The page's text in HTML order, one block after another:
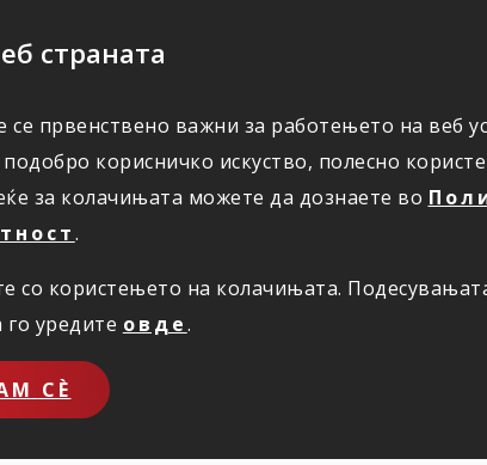
страната
првенствено важни за работењето на веб
корисничко искуство, полесно
за колачињата можете да дознаете во
.
со користењето на колачињата.
уредите овде.
СЀ
ЗА НАС ОНЛАЈН